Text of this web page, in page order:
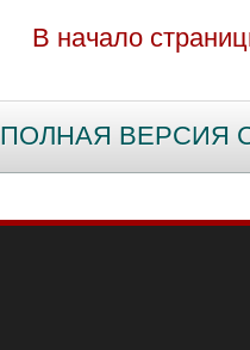
В начало
ПОЛНАЯ ВЕРСИЯ